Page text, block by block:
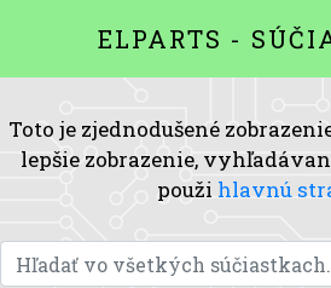
ELPARTS -
Toto je zjednodušené
lepšie zobrazenie,
použi hlavnú